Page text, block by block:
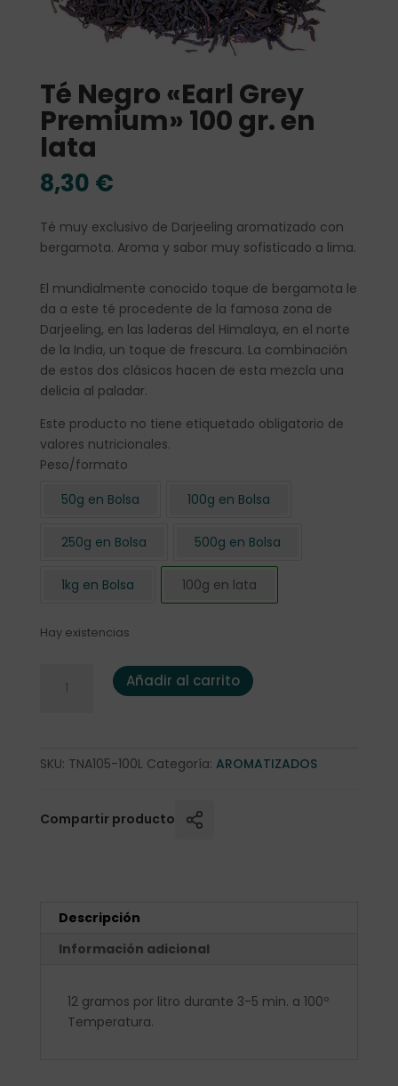
Té Negro «Earl Grey
Premium» 100 gr. en
lata
8,30 €
Té muy exclusivo de Darjeeling aromatizado con
bergamota. Aroma y sabor muy sofisticado a lima.
El mundialmente conocido toque de bergamota le
da a este té procedente de la famosa zona de
Darjeeling, en las laderas del Himalaya, en el norte
de la India, un toque de frescura. La combinación
de estos dos clásicos hacen de esta mezcla una
delicia al paladar.
Este producto no tiene etiquetado obligatorio de
valores nutricionales.
Peso/formato
50g en Bolsa
100g en Bolsa
250g en Bolsa 500g en Bolsa
1kg en Bolsa 100g en lata
Hay existencias
Té Negro "Earl Grey Premium" 100 gr. en lata cantidad
Añadir al carrito
SKU: TNA105-100L Categoría: AROMATIZADOS
Compartir producto
Descripción
Información adicional
12 gramos por litro durante 3-5 min. a 100º
Temperatura.